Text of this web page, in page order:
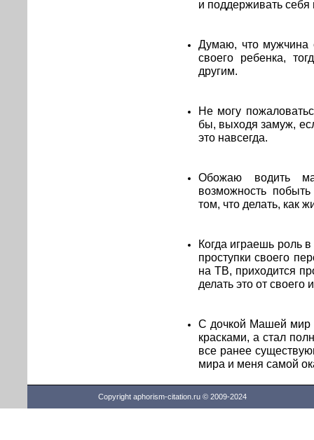
и поддерживать
Думаю, что мужчина
своего ребенка,
другим.
Не могу
бы, выходя замуж,
это навсегда.
Обожаю водить
возможность
том, что делать, как
Когда играешь роль
проступки своего
на ТВ, приходится
делать это от своего
С дочкой Машей мир
красками, а стал
все ранее
мира и меня самой
Copyright aphorism-citation.ru © 2009-2024